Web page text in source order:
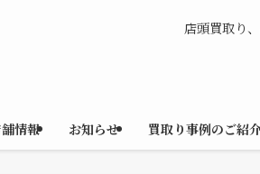
店頭買取り
情報 お知らせ 買取り事例のご紹